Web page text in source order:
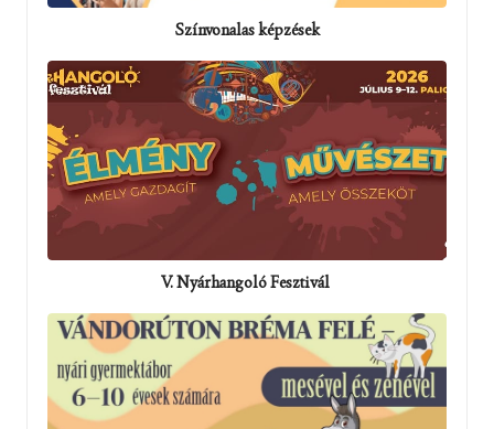
Színvonalas képzések
V. Nyárhangoló Fesztivál